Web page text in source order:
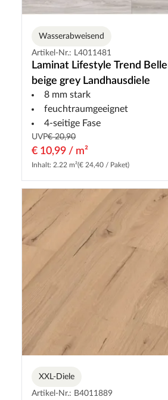
Wasserabweisend
Artikel-Nr.: L4011481
Laminat Lifestyle Trend
beige grey Landhausdiele
8 mm stark
feuchtraumgeeignet
4-seitige Fase
UVP€ 20,90
€ 10,99 / m²
Inhalt: 2.22 m²(€ 24,40 / Paket)
XXL-Diele
Artikel-Nr.: B4011889